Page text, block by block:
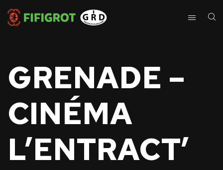
GRENADE –
CINÉMA
L’ENTRACT’